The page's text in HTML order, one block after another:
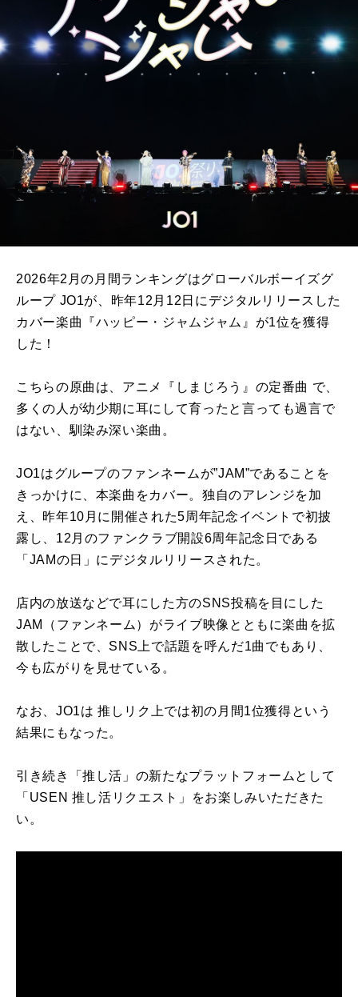
2026年2月の月間ランキングはグローバルボーイズグ
ループ JO1が、昨年12月12日にデジタルリリースした
カバー楽曲『ハッピー・ジャムジャム』が1位を獲得
した！
こちらの原曲は、アニメ『しまじろう』の定番曲 で、
多くの人が幼少期に耳にして育ったと言っても過言で
はない、馴染み深い楽曲。
JO1はグループのファンネームが”JAM”であることを
きっかけに、本楽曲をカバー。独自のアレンジを加
え、昨年10月に開催された5周年記念イベントで初披
露し、12月のファンクラブ開設6周年記念日である
「JAMの日」にデジタルリリースされた。
店内の放送などで耳にした方のSNS投稿を目にした
JAM（ファンネーム）がライブ映像とともに楽曲を拡
散したことで、SNS上で話題を呼んだ1曲でもあり、
今も広がりを見せている。
なお、JO1は 推しリク上では初の月間1位獲得という
結果にもなった。
引き続き「推し活」の新たなプラットフォームとして
「USEN 推し活リクエスト」をお楽しみいただきた
い。